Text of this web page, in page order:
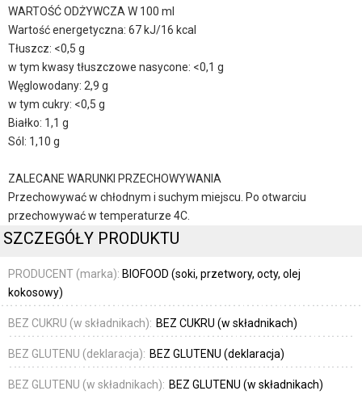
WARTOŚĆ ODŻYWCZA W 100 ml
Wartość energetyczna: 67 kJ/16 kcal
Tłuszcz: <0,5 g
w tym kwasy tłuszczowe nasycone: <0,1 g
Węglowodany: 2,9 g
w tym cukry: <0,5 g
Białko: 1,1 g
Sól: 1,10 g
ZALECANE WARUNKI PRZECHOWYWANIA
Przechowywać w chłodnym i suchym miejscu. Po otwarciu
przechowywać w temperaturze 4C.
SZCZEGÓŁY PRODUKTU
PRODUCENT (marka): BIOFOOD (soki, przetwory, octy, olej
kokosowy)
BEZ CUKRU (w składnikach): BEZ CUKRU (w składnikach)
BEZ GLUTENU (deklaracja): BEZ GLUTENU (deklaracja)
BEZ GLUTENU (w składnikach): BEZ GLUTENU (w składnikach)